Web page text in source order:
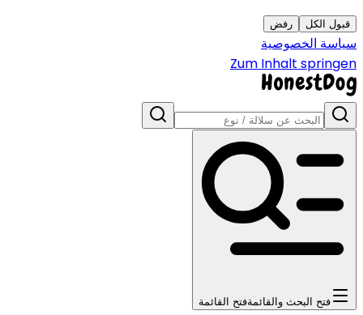
قبول الكل رفض
سياسة الخصوصية
Zum Inhalt springen
فتح البحث والقائمةفتح القائمة